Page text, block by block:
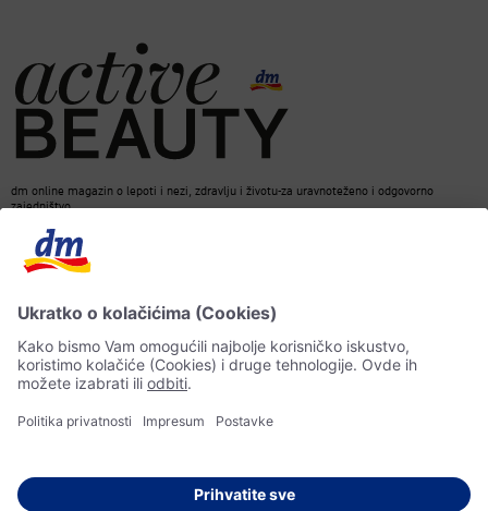
dm online magazin o lepoti i nezi, zdravlju i životu-za uravnoteženo i odgovorno
zajedništvo.